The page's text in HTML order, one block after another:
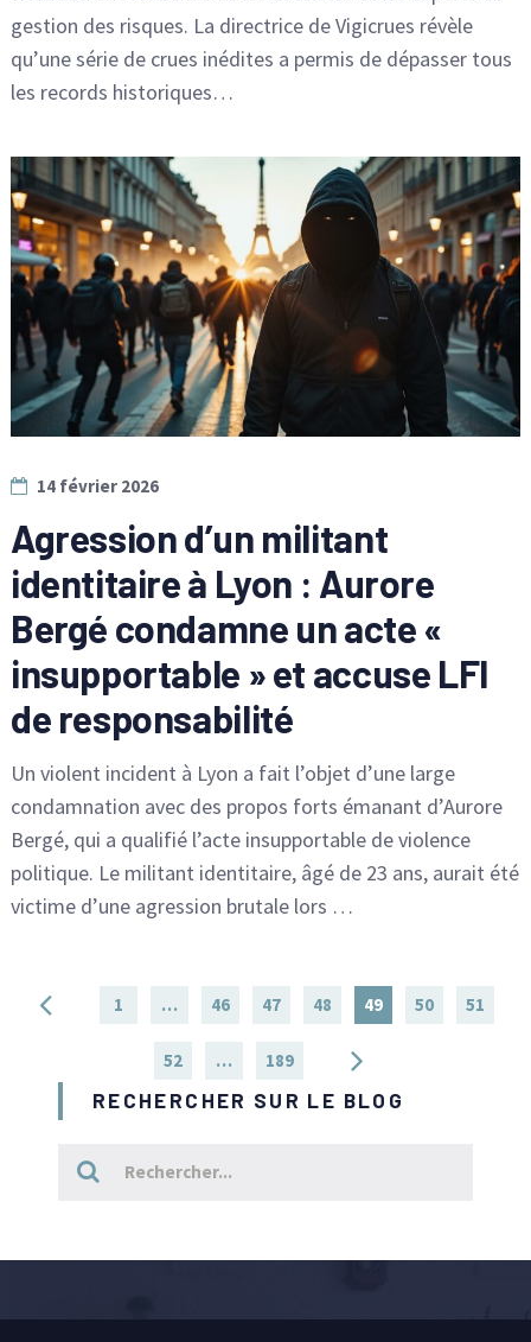
gestion des risques. La directrice de Vigicrues révèle
qu’une série de crues inédites a permis de dépasser tous
les records historiques…
14 février 2026
Agression d’un militant
identitaire à Lyon : Aurore
Bergé condamne un acte «
insupportable » et accuse LFI
de responsabilité
Un violent incident à Lyon a fait l’objet d’une large
condamnation avec des propos forts émanant d’Aurore
Bergé, qui a qualifié l’acte insupportable de violence
politique. Le militant identitaire, âgé de 23 ans, aurait été
victime d’une agression brutale lors …
Pagination
publications
1 … 46 47 48 49 50 51
52 … 189
RECHERCHER SUR LE BLOG